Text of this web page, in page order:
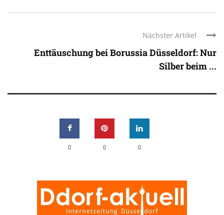
Nächster Artikel
Enttäuschung bei Borussia Düsseldorf: Nur
Silber beim ...
0 0 0